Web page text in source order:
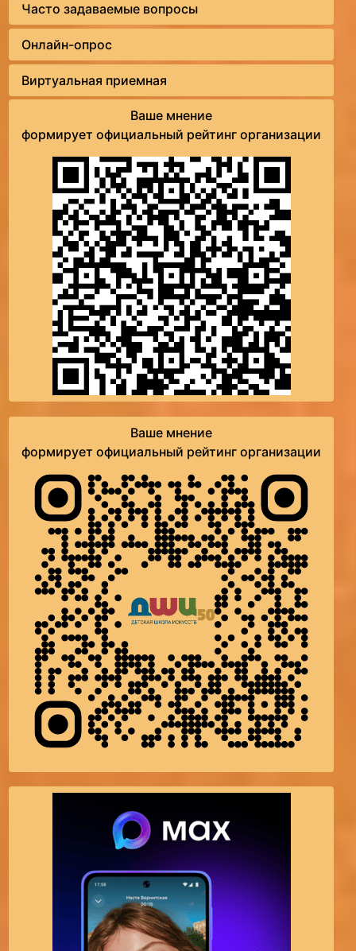
Часто задаваемые вопросы
Онлайн-опрос
Виртуальная приемная
Ваше мнение
формирует официальный рейтинг организации
Ваше мнение
формирует официальный рейтинг организации